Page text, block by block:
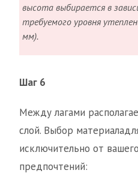
высота выбирается в
требуемого уровня
мм).
Шаг 6
Между лагами
слой. Выбор
исключительно от
предпочтений: